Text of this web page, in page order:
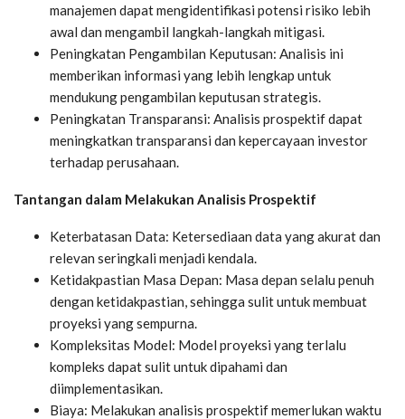
manajemen dapat mengidentifikasi potensi risiko lebih
awal dan mengambil langkah-langkah mitigasi.
Peningkatan Pengambilan Keputusan: Analisis ini
memberikan informasi yang lebih lengkap untuk
mendukung pengambilan keputusan strategis.
Peningkatan Transparansi: Analisis prospektif dapat
meningkatkan transparansi dan kepercayaan investor
terhadap perusahaan.
Tantangan dalam Melakukan Analisis Prospektif
Keterbatasan Data: Ketersediaan data yang akurat dan
relevan seringkali menjadi kendala.
Ketidakpastian Masa Depan: Masa depan selalu penuh
dengan ketidakpastian, sehingga sulit untuk membuat
proyeksi yang sempurna.
Kompleksitas Model: Model proyeksi yang terlalu
kompleks dapat sulit untuk dipahami dan
diimplementasikan.
Biaya: Melakukan analisis prospektif memerlukan waktu